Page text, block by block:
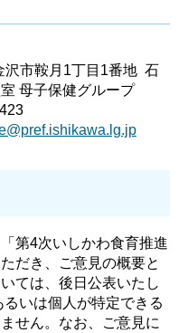
市鞍月1丁目1番地 石
母子保健グループ
第4次いしかわ食育推進
だき、ご意見の概要と
ては、後日公表いたし
いは個人が特定できる
せん。なお、ご意見に